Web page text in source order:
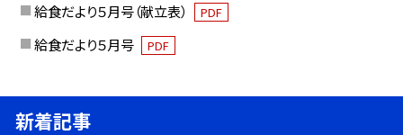
給食だより５月号（献立表） PDF
給食だより５月号 PDF
新着記事